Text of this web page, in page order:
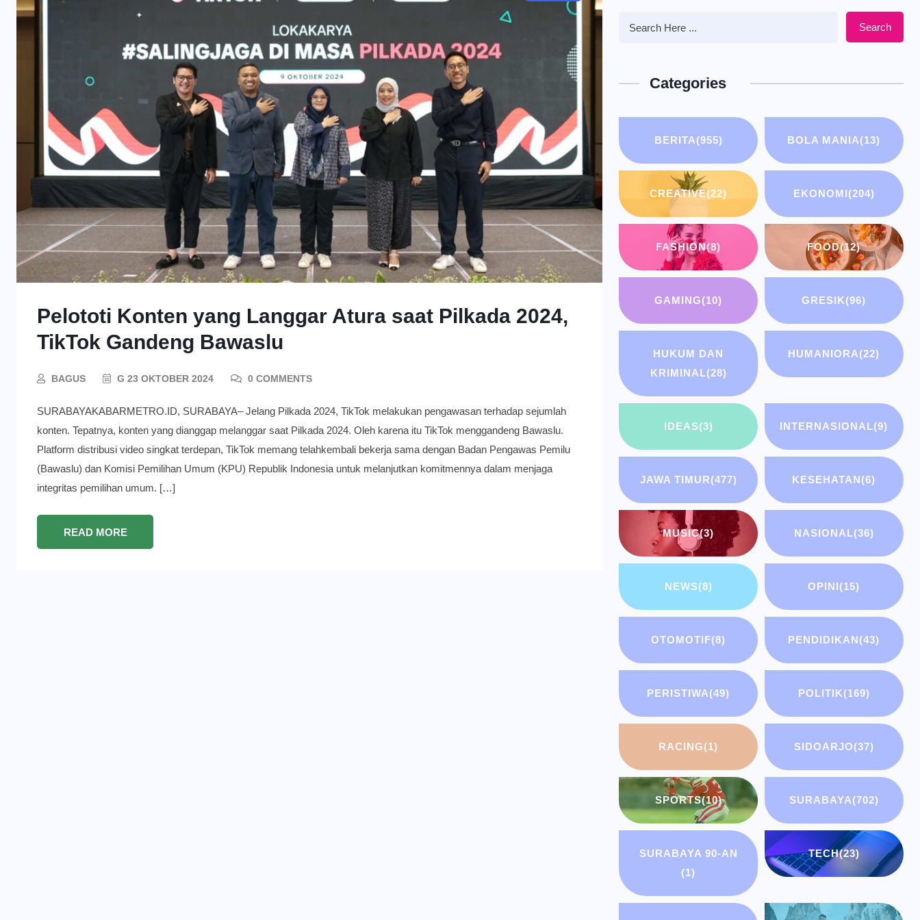
Pelototi Konten yang Langgar Atura saat Pilkada 2024,
TikTok Gandeng Bawaslu
BAGUS G 23 OKTOBER 2024 0 COMMENTS
SURABAYAKABARMETRO.ID, SURABAYA– Jelang Pilkada 2024, TikTok melakukan pengawasan terhadap sejumlah
konten. Tepatnya, konten yang dianggap melanggar saat Pilkada 2024. Oleh karena itu TikTok menggandeng Bawaslu.
Platform distribusi video singkat terdepan, TikTok memang telahkembali bekerja sama dengan Badan Pengawas Pemilu
(Bawaslu) dan Komisi Pemilihan Umum (KPU) Republik Indonesia untuk melanjutkan komitmennya dalam menjaga
integritas pemilihan umum. […]
READ MORE
Search
Categories
BERITA(955) BOLA MANIA(13)
CREATIVE(22) EKONOMI(204)
FASHION(8) FOOD(12)
GAMING(10) GRESIK(96)
HUKUM DAN
KRIMINAL(28)
HUMANIORA(22)
IDEAS(3) INTERNASIONAL(9)
JAWA TIMUR(477) KESEHATAN(6)
MUSIC(3) NASIONAL(36)
NEWS(8) OPINI(15)
OTOMOTIF(8) PENDIDIKAN(43)
PERISTIWA(49) POLITIK(169)
RACING(1) SIDOARJO(37)
SPORTS(10) SURABAYA(702)
SURABAYA 90-AN
(1)
TECH(23)